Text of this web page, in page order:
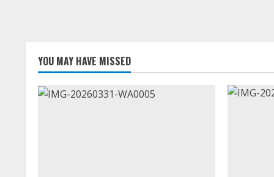
YOU MAY HAVE MISSED